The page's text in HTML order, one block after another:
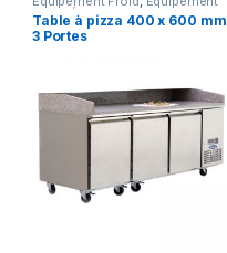
Froid Équipement Froid ,Pizza
Snack ,Snack/Pizza/Sucrée ,
Sucrée
Table à pizza 400 x 600 mm
3 Portes